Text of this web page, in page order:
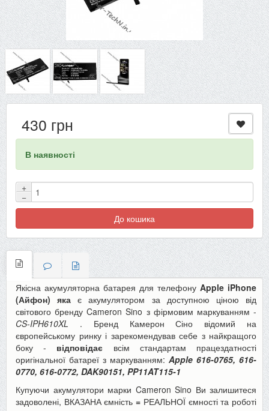
430 грн
В наявності
+
−
До кошика
Якісна акумуляторна батарея для телефону Apple iPhone
(Айфон) яка є акумулятором за доступною ціною від
світового бренду Cameron Sino з фірмовим маркуванням -
CS-IPH610XL
. Бренд Камерон Сіно відомий на
європейському ринку і зарекомендував себе з найкращого
боку - відповідає всім стандартам працездатності
оригінальної батареї з маркуванням: Apple 616-0765, 616-
0770, 616-0772, DAK90151, PP11AT115-1
Купуючи акумулятори марки Cameron Sino Ви залишитеся
задоволені, ВКАЗАНА ємність= РЕАЛЬНОЇ ємності та роботі